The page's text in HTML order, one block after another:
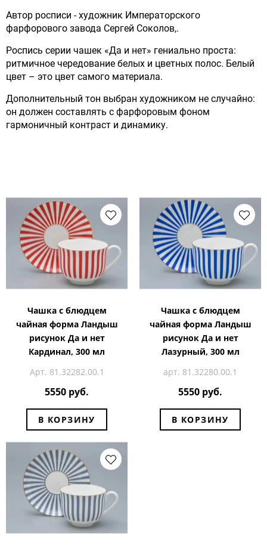
Автор росписи - художник Императорского
фарфорового завода Сергей Соколов,.
Роспись серии чашек «Да и нет» гениально проста:
ритмичное чередование белых и цветных полос. Белый
цвет – это цвет самого материала.
Дополнительный тон выбран художником не случайно:
он должен составлять с фарфоровым фоном
гармоничный контраст и динамику.
Чашка с блюдцем
чайная форма Ландыш
рисунок Да и нет
Кардинал, 300 мл
Арт. 81.32282.00.1
5550 руб.
В КОРЗИНУ
Чашка с блюдцем
чайная форма Ландыш
рисунок Да и нет
Лазурный, 300 мл
арт. 81.32280.00.1
5550 руб.
В КОРЗИНУ